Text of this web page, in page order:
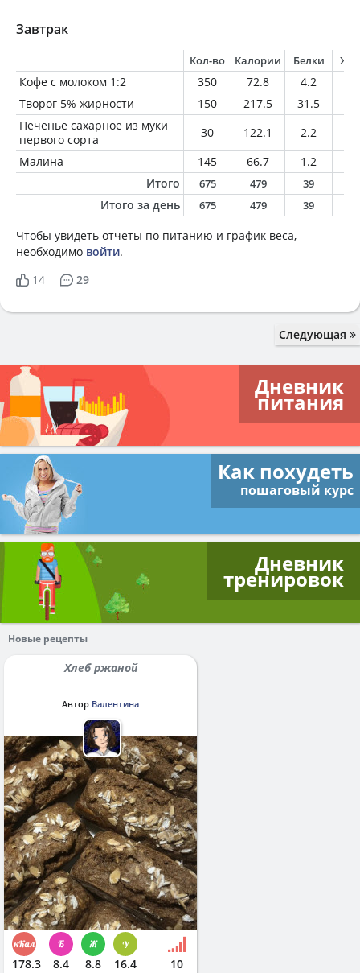
Завтрак
Кол-во Калории Белки
Кофе с молоком 1:2 350 72.8 4.2
Творог 5% жирности
150 217.5 31.5
Печенье сахарное из муки
первого сорта
30 122.1 2.2
Малина
145 66.7 1.2
Итого
675 479 39
Итого за день 675 479 39
Чтобы увидеть отчеты по питанию и график веса,
необходимо войти.
14
29
Следующая
Дневник
питания
Как похудеть
пошаговый курс
Дневник
тренировок
Новые рецепты
Хлеб ржаной
Автор Валентина
178.3 8.4 8.8 16.4 10